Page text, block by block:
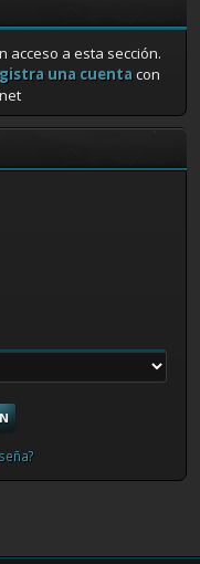
acceso a esta sección.
una cuentacon